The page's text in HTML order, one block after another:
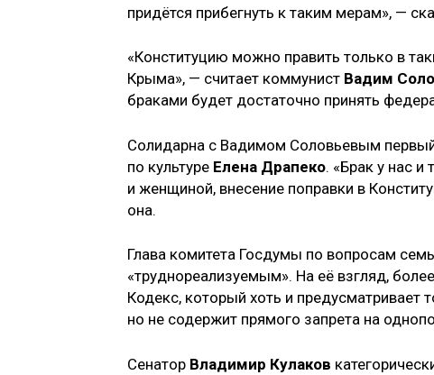
придётся прибегнуть к таким мерам», —
«Конституцию можно править только в
Крыма», — считает коммунист Вадим
браками будет достаточно принять
Солидарна с Вадимом Соловьевым
по культуре Елена Драпеко. «Брак у нас
и женщиной, внесение поправки в
она.
Глава комитета Госдумы по вопросам
«труднореализуемым». На её взгляд,
Кодекс, который хоть и
но не содержит прямого запрета на
Сенатор Владимир Кулаков